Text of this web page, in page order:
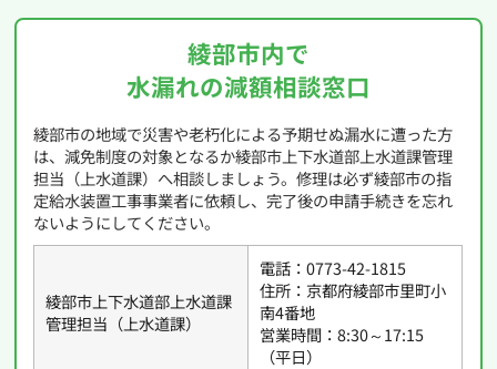
綾部市内で
水漏れの減額相談窓口
綾部市の地域で災害や老朽化による予期せぬ漏水に遭った方
は、減免制度の対象となるか綾部市上下水道部上水道課管理
担当（上水道課）へ相談しましょう。修理は必ず綾部市の指
定給水装置工事事業者に依頼し、完了後の申請手続きを忘れ
ないようにしてください。
綾部市上下水道部上水道課
管理担当（上水道課）
電話：0773-42-1815
住所：京都府綾部市里町小
南4番地
営業時間：8:30～17:15
（平日）